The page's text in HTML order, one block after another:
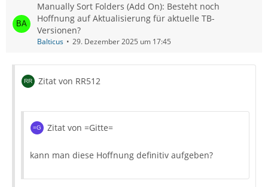
Manually Sort Folders (Add On): Besteht noch
Hoffnung auf Aktualisierung für aktuelle TB-
Versionen?
Balticus 29. Dezember 2025 um 17:45
Zitat von RR512
Zitat von =Gitte=
kann man diese Hoffnung definitiv aufgeben?